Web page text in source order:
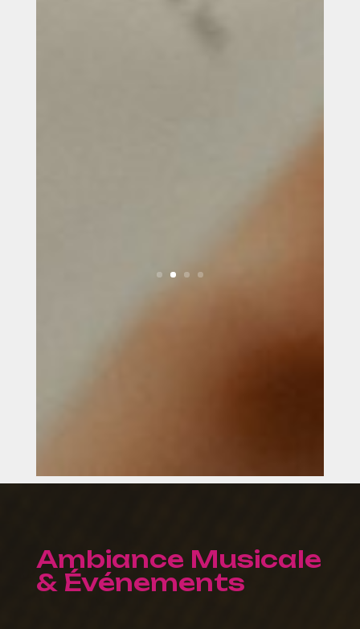
Ambiance Musicale
& Événements